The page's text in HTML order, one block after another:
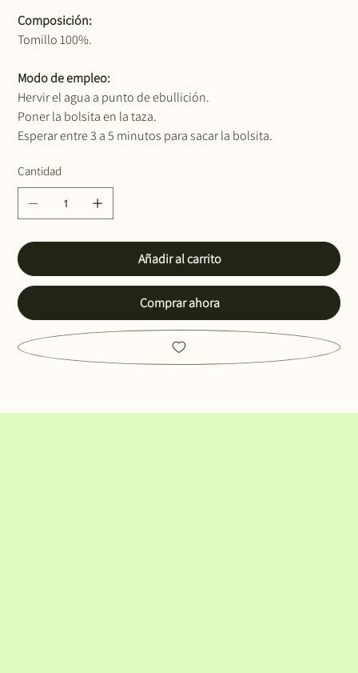
Composición:
Tomillo 100%.
Modo de empleo:
Hervir el agua a punto de ebullición.
Poner la bolsita en la taza.
Esperar entre 3 a 5 minutos para sacar la bolsita.
Cantidad
Añadir al carrito
Comprar ahora